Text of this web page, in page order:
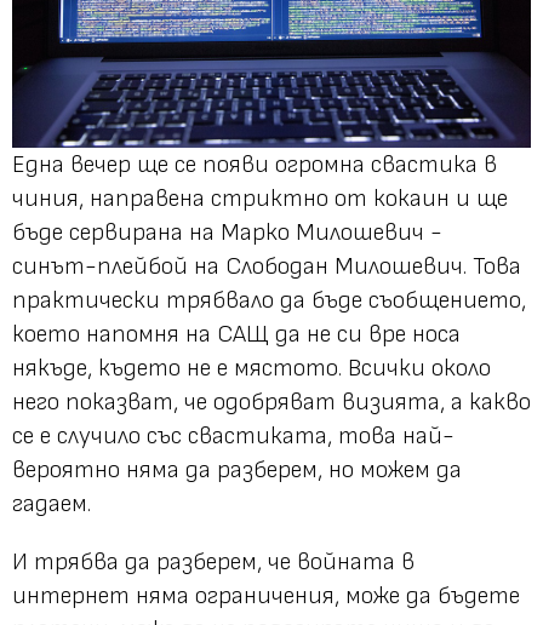
Една вечер ще се появи огромна свастика в
чиния, направена стриктно от кокаин и ще
бъде сервирана на Марко Милошевич -
синът-плейбой на Слободан Милошевич. Това
практически трябвало да бъде съобщението,
което напомня на САЩ да не си вре носа
някъде, където не е мястото. Всички около
него показват, че одобряват визията, а какво
се е случило със свастиката, това най-
вероятно няма да разберем, но можем да
гадаем.
И трябва да разберем, че войната в
интернет няма ограничения, може да бъдете